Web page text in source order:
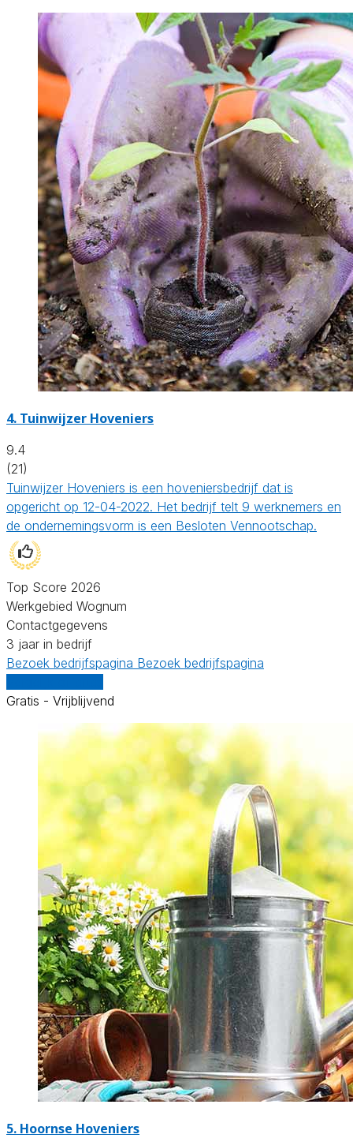
4. Tuinwijzer Hoveniers
9.4
(21)
Tuinwijzer Hoveniers is een hoveniersbedrijf dat is
opgericht op 12-04-2022. Het bedrijf telt 9 werknemers en
de ondernemingsvorm is een Besloten Vennootschap.
Top Score 2026
Werkgebied Wognum
Contactgegevens
3 jaar in bedrijf
Bezoek bedrijfspagina Bezoek bedrijfspagina
Gratis - Vrijblijvend
5. Hoornse Hoveniers